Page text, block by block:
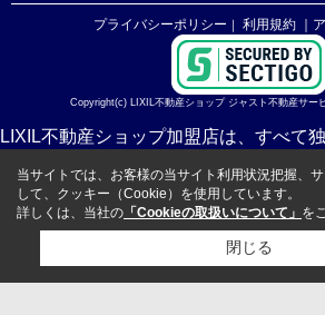
プライバシーポリシー 利用規約 ｜
Copyright(c) LIXIL不動産ショップ ジャスト不動産サー
LIXIL不動産ショップ加盟店は、すべて
当サイトでは、お客様の当サイト利用状況把握、
して、クッキー（Cookie）を使用しています。
詳しくは、当社の 「Cookieの取扱いについて」 を
閉じる